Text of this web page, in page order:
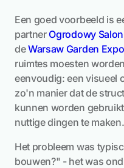
Een goed voorbeeld is
partner Ogrodowy Salon
deWarsaw Garden Expo
ruimtes moesten
eenvoudig: een visueel
zo'n manier dat de
kunnen worden
nuttige dingen te maken.
Het probleem was
bouwen?" - het was